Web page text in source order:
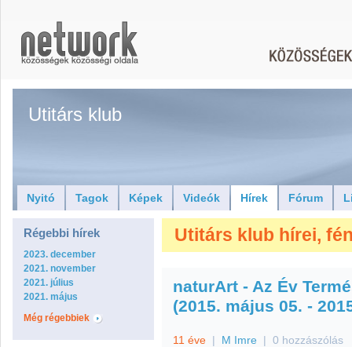
Utitárs klub
Nyitó Tagok Képek Videók Hírek Fórum
Régebbi hírek
2023. december
2021. november
2021. július
2021. május
Még régebbiek
Utitárs klub hírei,
naturArt - Az Év
(2015. május 05. -
11 éve | M Imre | 0 hozzászólás